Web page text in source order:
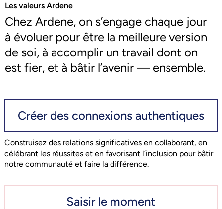
Les valeurs Ardene
Chez Ardene, on s’engage chaque jour
à évoluer pour être la meilleure version
de soi, à accomplir un travail dont on
est fier, et à bâtir l’avenir — ensemble.
Créer des connexions authentiques
Construisez des relations significatives en collaborant, en
célébrant les réussites et en favorisant l’inclusion pour bâtir
notre communauté et faire la différence.
Saisir le moment